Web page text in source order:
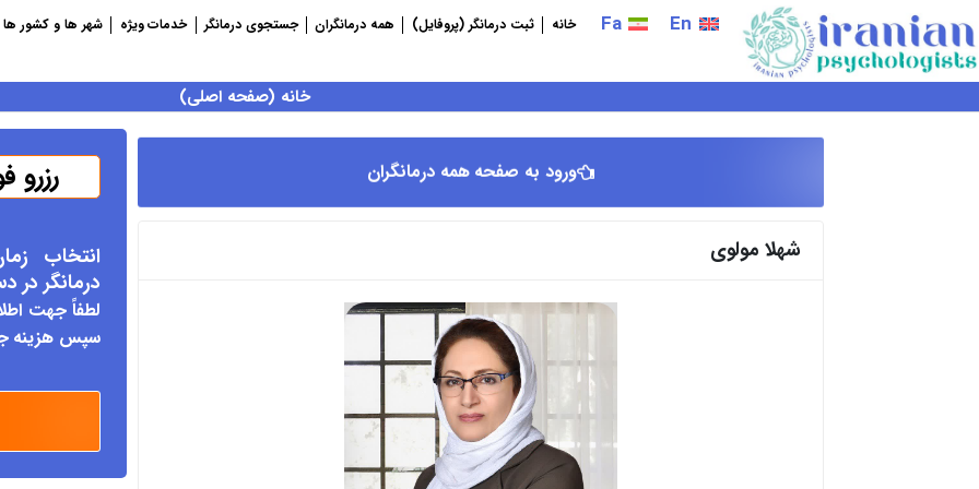
به
محتوا
En
Fa خانه ثبت درمانگر (پروفایل) همه درمانگران جستجوی درمانگر خدمات ویژه شهر ها و کشور ها
خانه (صفحه اصلی)
ورود به صفحه همه درمانگران
شهلا مولوی
رزرو
انتخاب
درمانگر در
لطفاً جهت
سپس هزینه